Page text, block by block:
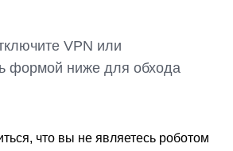
VPN или
формой ниже для обхода
что вы не являетесь роботом